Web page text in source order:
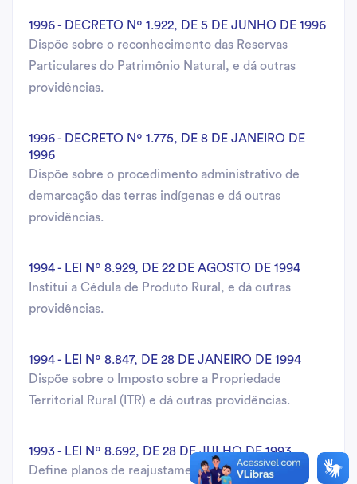
1996 - DECRETO Nº 1.922, DE 5 DE JUNHO DE 1996
Dispõe sobre o reconhecimento das Reservas
Particulares do Patrimônio Natural, e dá outras
providências.
1996 - DECRETO Nº 1.775, DE 8 DE JANEIRO DE
1996
Dispõe sobre o procedimento administrativo de
demarcação das terras indígenas e dá outras
providências.
1994 - LEI Nº 8.929, DE 22 DE AGOSTO DE 1994
Institui a Cédula de Produto Rural, e dá outras
providências.
1994 - LEI Nº 8.847, DE 28 DE JANEIRO DE 1994
Dispõe sobre o Imposto sobre a Propriedade
Territorial Rural (ITR) e dá outras providências.
1993 - LEI Nº 8.692, DE 28 DE JULHO DE 1993
Define planos de reajustamento dos encargos